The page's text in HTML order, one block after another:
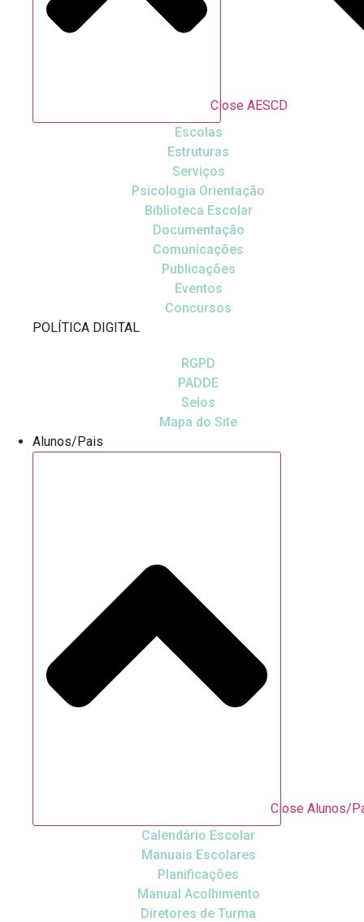
Close AESCD
Escolas
Estruturas
Serviços
Psicologia Orientação
Biblioteca Escolar
Documentação
Comunicações
Publicações
Eventos
Concursos
POLÍTICA DIGITAL
RGPD
PADDE
Selos
Mapa do Site
Alunos/Pais
Close Alunos/
Calendário Escolar
Manuais Escolares
Planificações
Manual Acolhimento
Diretores de Turma